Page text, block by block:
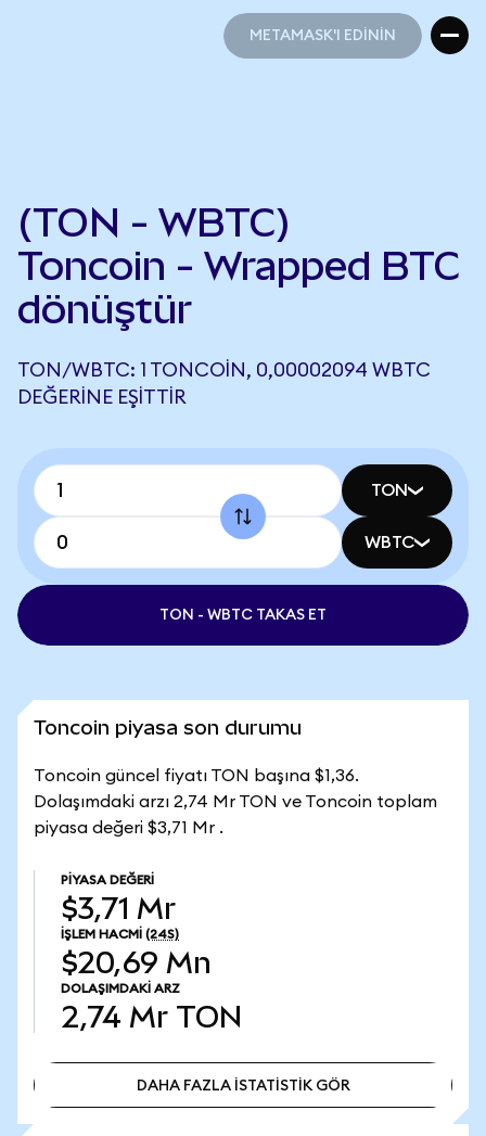
METAMASK'I EDİNİN
(TON - WBTC)
Toncoin - Wrapped BTC
dönüştür
TON/WBTC: 1 TONCOIN, 0,00002094 WBTC
DEĞERINE EŞITTIR
TON
WBTC
TON - WBTC TAKAS ET
Toncoin piyasa son durumu
Toncoin güncel fiyatı TON başına $1,36.
Dolaşımdaki arzı 2,74 Mr TON ve Toncoin toplam
piyasa değeri $3,71 Mr .
PIYASA DEĞERI
$3,71 Mr
İŞLEM HACMI (24S)
$20,69 Mn
DOLAŞIMDAKI ARZ
2,74 Mr TON
DAHA FAZLA İSTATİSTİK GÖR